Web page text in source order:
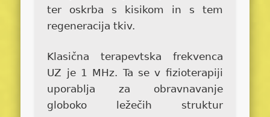
ter oskrba s kisikom in s tem
regeneracija tkiv.
Klasična terapevtska frekvenca
UZ je 1 MHz. Ta se v fizioterapiji
uporablja za obravnavanje
globoko ležečih struktur